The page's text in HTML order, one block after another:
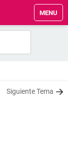
MENU
Siguiente Tema